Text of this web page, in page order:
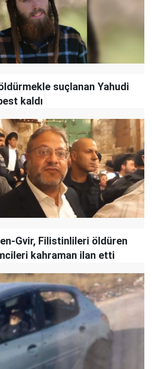
suçlanan Yahudi
kaldı
Gvir, Filistinlileri öldüren
kahraman ilan etti